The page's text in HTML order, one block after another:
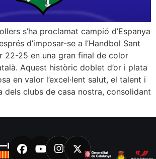
s’ha proclamat campió d’Espanya
d’imposar-se a l’Handbol Sant
22-25 en una gran final de color
Aquest històric doblet d’or i plata
en valor l’excel·lent salut, el talent i
dels clubs de casa nostra, consolidant